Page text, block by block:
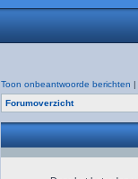
Toon onbeantwoorde berichten |
Forumoverzicht